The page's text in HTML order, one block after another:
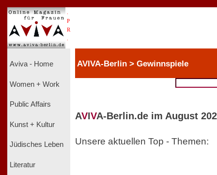
P
R
Aviva - Home
Women + Work
Public Affairs
Kunst + Kultur
Jüdisches Leben
Literatur
AVIVA-Berlin > Gewinnspiele
AVIVA-Berlin.de im August
Unsere aktuellen Top - Themen: